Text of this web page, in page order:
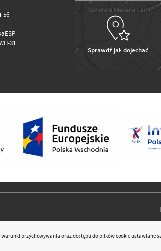
56
31
Sprawdź jak dojechać
warunki przychowywania oraz dostępu do plików cookie ustawiane